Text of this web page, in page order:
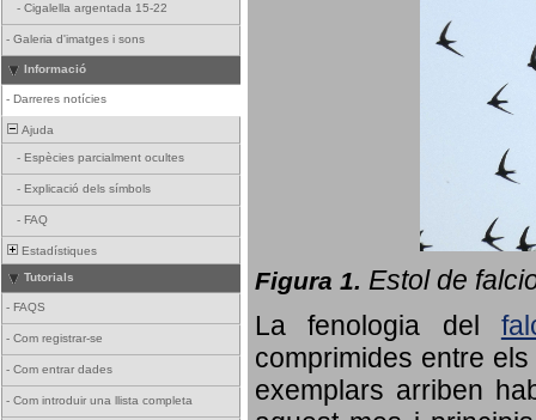
- Cigalella argentada 15-22
- Galeria d'imatges i sons
Informació
- Darreres notícies
Ajuda
- Espècies parcialment ocultes
- Explicació dels símbols
- FAQ
Estadístiques
Tutorials
- FAQS
- Com registrar-se
- Com entrar dades
- Com introduir una llista completa
Figura 1. Estol de
La fenologia del
comprimides entre
exemplars arriben